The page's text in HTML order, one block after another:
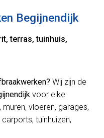
Begijnendijk
terras, tuinhuis,
Wij zijn de
voor elke
vloeren, garages,
tuinhuizen,